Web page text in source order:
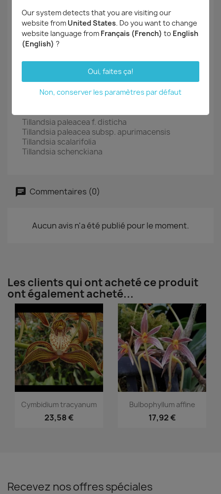
Période de floraison:
Parfumé:
Tillandsia chilensis
Tillandsia favillosa
Tillandsia paleacea f. disticha
Tillandsia paleacea subsp. apurimacensis
Tillandsia scalarifolia
Tillandsia schenckiana
Commentaires (0)
Aucun avis n'a été publié pour le moment.
Les clients qui ont acheté ce produit
ont également acheté...
Aperçu rapide
Cymbidium tracyanum
23,58 €
Aperçu rapide
Bulbophyllum affine
17,92 €
Recevez nos offres spéciales
Our system detects that you are visiting our
website from United States. Do you want to change
website language from Français (French) to English
(English) ?
Oui, faites ça!
Non, conserver les paramètres par défaut